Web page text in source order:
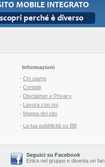
Informazioni
- Chi siamo
- Contatti
- Disclaimer e Privacy
- Lavora con noi
- Mappa del sito
- La tua pubblicità su BB
Seguici su Facebook
Entra nel gruppo e diventa un fan